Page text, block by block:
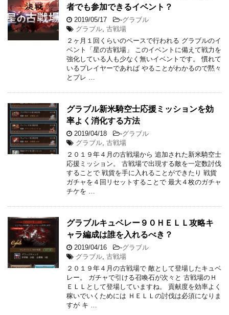
者でも参加できるイベント？
2019/05/17 -グラブル
グラブル 古戦場
２ヶ月１回くらいのペースで行われる グラブルのイ
ベント「星の古戦場」 このイベントに備えて戦力を
強化している人も少なく無いイベントです。 慣れて
いるプレイヤーであれば やることがわかるので黙々
とプレ …
グラブル新米騎空士応援ミッションを効
率よく消化する方法
2019/04/18 -グラブル
グラブル 古戦場
２０１９年４月の古戦場から 追加された新米騎空士
応援ミッション。 古戦場で出現する敵を一定数討伐
することで 戦貨を手に入れることができたり 戦貨
ガチャを４回リセットすることで 最大４枚のガチャ
チケを …
グラブルキュベレー９０ＨＥＬＬ攻略キ
ャラ編成は誰を入れるべき？
2019/04/16 -グラブル
グラブル 古戦場
２０１９年４月の古戦場で 敵として登場したキュベ
レー。 ガチャで引ける召喚石が次々と 古戦場のＨ
ＥＬＬとして登場していますね。 貢献度を効率よく
稼いでいくためには ＨＥＬＬの討伐は必須になりま
すが キ …